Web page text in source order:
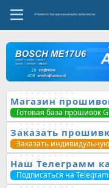
Магазин
Готовая база прошивок
Заказать
Заказать
Наш Телеграмм
Подписаться на